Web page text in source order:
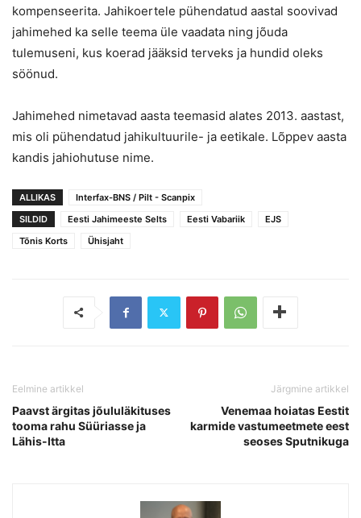
kompenseerita. Jahikoertele pühendatud aastal soovivad
jahimehed ka selle teema üle vaadata ning jõuda
tulemuseni, kus koerad jääksid terveks ja hundid oleks
söönud.
Jahimehed nimetavad aasta teemasid alates 2013. aastast,
mis oli pühendatud jahikultuurile- ja eetikale. Lõppev aasta
kandis jahiohutuse nime.
ALLIKAS
Interfax-BNS / Pilt - Scanpix
SILDID
Eesti Jahimeeste Selts Eesti Vabariik
EJS
Tõnis Korts
Ühisjaht
Eelmine artikkel
Paavst ärgitas jõululäkituses
tooma rahu Süüriasse ja
Lähis-Itta
Järgmine artikkel
Venemaa hoiatas Eestit
karmide vastumeetmete eest
seoses Sputnikuga